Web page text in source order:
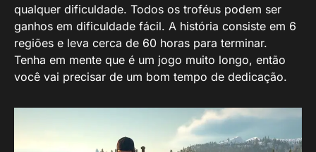
qualquer dificuldade. Todos os troféus podem ser
ganhos em dificuldade fácil. A história consiste em 6
regiões e leva cerca de 60 horas para terminar.
Tenha em mente que é um jogo muito longo, então
você vai precisar de um bom tempo de dedicação.